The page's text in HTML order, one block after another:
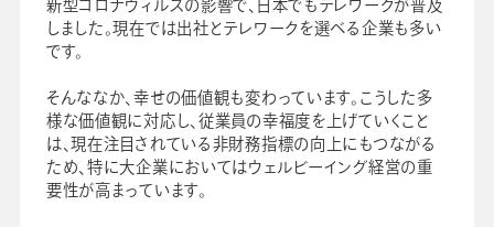
新型コロナウィルスの影響で、日本でもテレワークが普及
しました。現在では出社とテレワークを選べる企業も多い
です。
そんななか、幸せの価値観も変わっています。こうした多
様な価値観に対応し、従業員の幸福度を上げていくこと
は、現在注目されている非財務指標の向上にもつながる
ため、特に大企業においてはウェルビーイング経営の重
要性が高まっています。